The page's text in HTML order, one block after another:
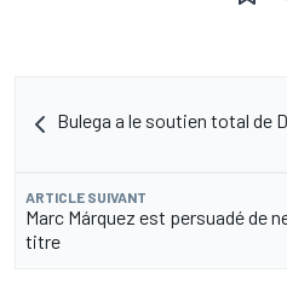
Bulega a le soutien total de
ARTICLE SUIVANT
Marc Márquez est persuadé de
titre